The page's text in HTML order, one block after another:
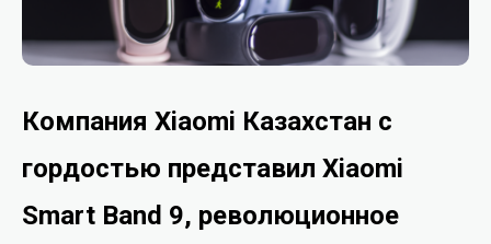
Компания Xiaomi Казахстан с
гордостью представил Xiaomi
Smart Band 9, революционное